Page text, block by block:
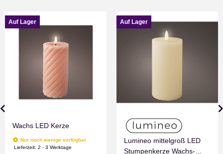
Auf Lager
Wachs LED Kerze
Nur noch wenige verfügbar
Lieferzeit:2 - 3 Werktage
Auf Lager
Lumineo mittelgroß LED
Stumpenkerze Wachs-